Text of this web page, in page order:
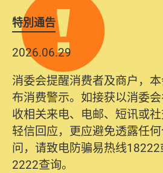
特別通告
2026.06.29
消委会提醒消费者及商户，
布消费警示。如接获以消委
收相关来电、电邮、短讯或
轻信回应，更应避免透露任
问，请致电防骗易热线
2222查询。